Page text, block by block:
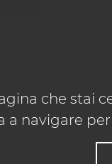
che stai
a navigare